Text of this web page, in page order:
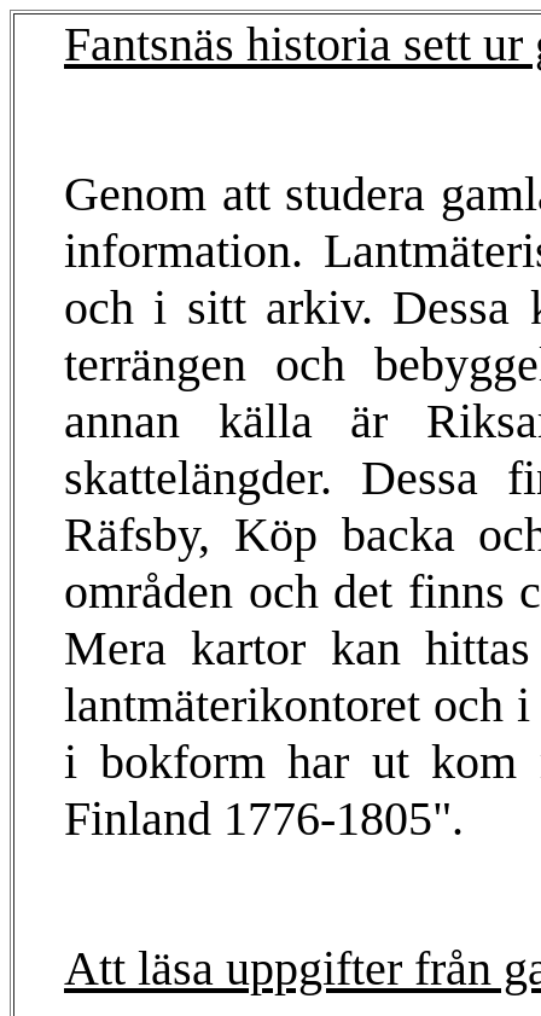
Fantsnäs historia sett
Genom att studera
information.
och i sitt arkiv. Dessa
terrängen och
annan källa är
skattelängder. Dessa
Räfsby, Köp backa
områden och det finns
Mera kartor kan
lantmäterikontoret och
i bokform har ut kom
Finland 1776-1805".
Att läsa uppgifter från